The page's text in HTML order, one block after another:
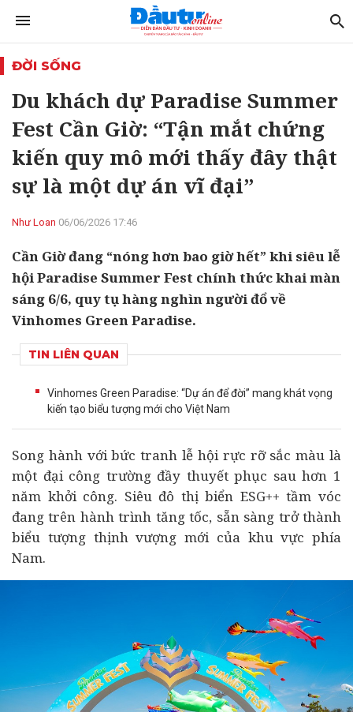
ĐỜI SỐNG
Du khách dự Paradise Summer
Fest Cần Giờ: “Tận mắt chứng
kiến quy mô mới thấy đây thật
sự là một dự án vĩ đại”
Như Loan 06/06/2026 17:46
Cần Giờ đang “nóng hơn bao giờ hết” khi siêu lễ
hội Paradise Summer Fest chính thức khai màn
sáng 6/6, quy tụ hàng nghìn người đổ về
Vinhomes Green Paradise.
TIN LIÊN QUAN
Vinhomes Green Paradise: “Dự án để đời” mang khát vọng
kiến tạo biểu tượng mới cho Việt Nam
Song hành với bức tranh lễ hội rực rỡ sắc màu là
một đại công trường đầy thuyết phục sau hơn 1
năm khởi công. Siêu đô thị biển ESG++ tầm vóc
đang trên hành trình tăng tốc, sẵn sàng trở thành
biểu tượng thịnh vượng mới của khu vực phía
Nam.